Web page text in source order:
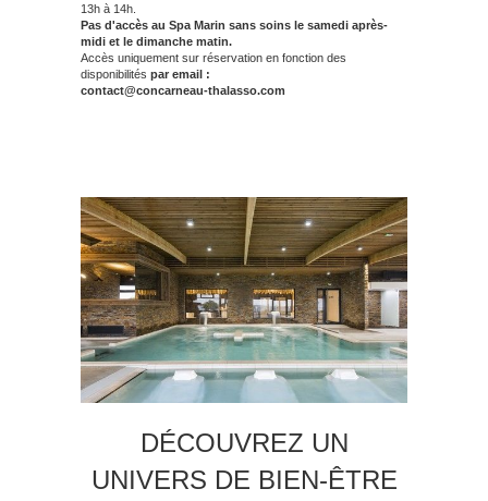
13h à 14h.
Pas d'accès au Spa Marin sans soins le samedi après-
midi et le dimanche matin.
Accès uniquement sur réservation en fonction des
disponibilités par email :
contact@concarneau-thalasso.com
DÉCOUVREZ UN
UNIVERS DE BIEN-ÊTRE